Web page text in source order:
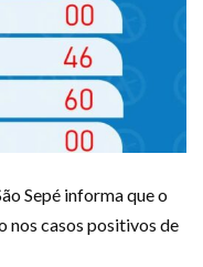
Sepé informa que o
nos casos positivos de